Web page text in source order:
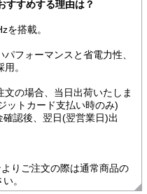
すめする理由は？
を搭載。
フォーマンスと省電力性、
。
の場合、当日出荷いたしま
ットカード支払い時のみ)
認後、翌日(翌営業日)出
りご注文の際は通常商品の
。